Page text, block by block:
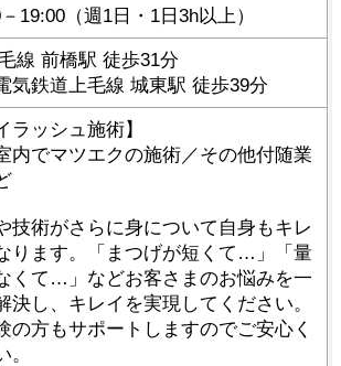
19:00（週1日・1日3h以上）
線 前橋駅 徒歩31分
気鉄道上毛線 城東駅 徒歩39分
ラッシュ施術】
内でマツエクの施術／その他付随業
技術がさらに身について自身もキレ
ります。「まつげが短くて…」「量
くて…」などお客さまのお悩みを一
決し、キレイを実現してください。
の方もサポートしますのでご安心く
。